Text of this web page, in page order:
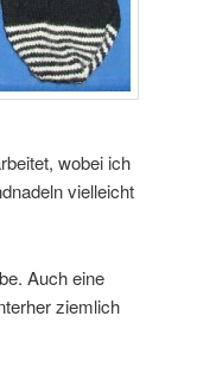
wobei ich
vielleicht
Auch eine
ziemlich